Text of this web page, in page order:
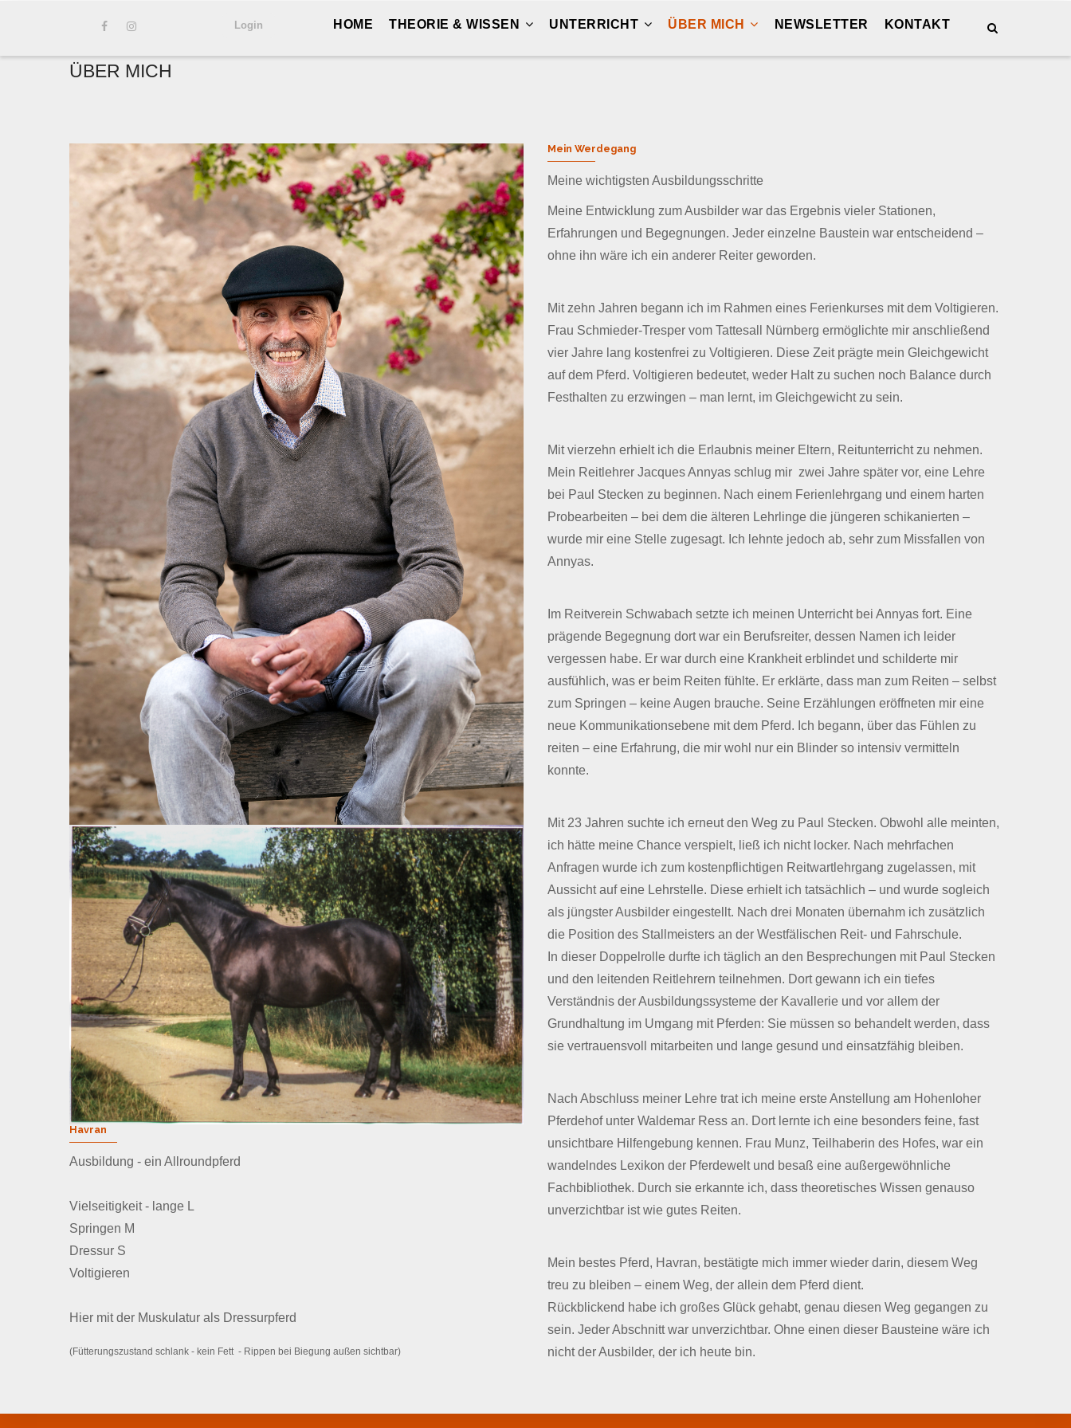
Inhalt
Login HOME THEORIE & WISSEN UNTERRICHT ÜBER MICH NEWSLETTER KONTAKT
ÜBER MICH
Havran
Ausbildung - ein Allroundpferd
Vielseitigkeit - lange L
Springen M
Dressur S
Voltigieren
Hier mit der Muskulatur als Dressurpferd
(Fütterungszustand schlank - kein Fett - Rippen bei Biegung außen sichtbar)
Mein Werdegang
Meine wichtigsten Ausbildungsschritte
Meine Entwicklung zum Ausbilder war das Ergebnis vieler Stationen,
Erfahrungen und Begegnungen. Jeder einzelne Baustein war entscheidend –
ohne ihn wäre ich ein anderer Reiter geworden.
Mit zehn Jahren begann ich im Rahmen eines Ferienkurses mit dem Voltigieren.
Frau Schmieder-Tresper vom Tattesall Nürnberg ermöglichte mir anschließend
vier Jahre lang kostenfrei zu Voltigieren. Diese Zeit prägte mein Gleichgewicht
auf dem Pferd. Voltigieren bedeutet, weder Halt zu suchen noch Balance durch
Festhalten zu erzwingen – man lernt, im Gleichgewicht zu sein.
Mit vierzehn erhielt ich die Erlaubnis meiner Eltern, Reitunterricht zu nehmen.
Mein Reitlehrer Jacques Annyas schlug mir zwei Jahre später vor, eine Lehre
bei Paul Stecken zu beginnen. Nach einem Ferienlehrgang und einem harten
Probearbeiten – bei dem die älteren Lehrlinge die jüngeren schikanierten –
wurde mir eine Stelle zugesagt. Ich lehnte jedoch ab, sehr zum Missfallen von
Annyas.
Im Reitverein Schwabach setzte ich meinen Unterricht bei Annyas fort. Eine
prägende Begegnung dort war ein Berufsreiter, dessen Namen ich leider
vergessen habe. Er war durch eine Krankheit erblindet und schilderte mir
ausfühlich, was er beim Reiten fühlte. Er erklärte, dass man zum Reiten – selbst
zum Springen – keine Augen brauche. Seine Erzählungen eröffneten mir eine
neue Kommunikationsebene mit dem Pferd. Ich begann, über das Fühlen zu
reiten – eine Erfahrung, die mir wohl nur ein Blinder so intensiv vermitteln
konnte.
Mit 23 Jahren suchte ich erneut den Weg zu Paul Stecken. Obwohl alle meinten,
ich hätte meine Chance verspielt, ließ ich nicht locker. Nach mehrfachen
Anfragen wurde ich zum kostenpflichtigen Reitwartlehrgang zugelassen, mit
Aussicht auf eine Lehrstelle. Diese erhielt ich tatsächlich – und wurde sogleich
als jüngster Ausbilder eingestellt. Nach drei Monaten übernahm ich zusätzlich
die Position des Stallmeisters an der Westfälischen Reit- und Fahrschule.
In dieser Doppelrolle durfte ich täglich an den Besprechungen mit Paul Stecken
und den leitenden Reitlehrern teilnehmen. Dort gewann ich ein tiefes
Verständnis der Ausbildungssysteme der Kavallerie und vor allem der
Grundhaltung im Umgang mit Pferden: Sie müssen so behandelt werden, dass
sie vertrauensvoll mitarbeiten und lange gesund und einsatzfähig bleiben.
Nach Abschluss meiner Lehre trat ich meine erste Anstellung am Hohenloher
Pferdehof unter Waldemar Ress an. Dort lernte ich eine besonders feine, fast
unsichtbare Hilfengebung kennen. Frau Munz, Teilhaberin des Hofes, war ein
wandelndes Lexikon der Pferdewelt und besaß eine außergewöhnliche
Fachbibliothek. Durch sie erkannte ich, dass theoretisches Wissen genauso
unverzichtbar ist wie gutes Reiten.
Mein bestes Pferd, Havran, bestätigte mich immer wieder darin, diesem Weg
treu zu bleiben – einem Weg, der allein dem Pferd dient.
Rückblickend habe ich großes Glück gehabt, genau diesen Weg gegangen zu
sein. Jeder Abschnitt war unverzichtbar. Ohne einen dieser Bausteine wäre ich
nicht der Ausbilder, der ich heute bin.